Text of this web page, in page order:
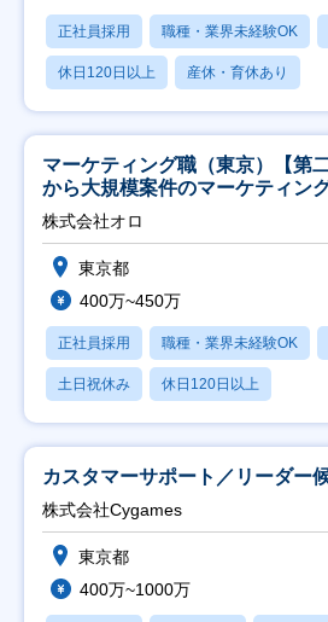
正社員採用 職種・業界未経験OK
休日120日以上 産休・育休あり
マーケティング職（東京）【第
から大規模案件のマーケティン
修充実】
株式会社オロ
東京都
400万~450万
正社員採用 職種・業界未経験OK
土日祝休み 休日120日以上
カスタマーサポート／リーダー
株式会社Cygames
東京都
400万~1000万